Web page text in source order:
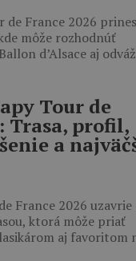
de France 2026
môže rozhodnúť
d’Alsace aj
Tour de
Trasa, profil,
a
France 2026
ktorá môže priať
aj favoritom